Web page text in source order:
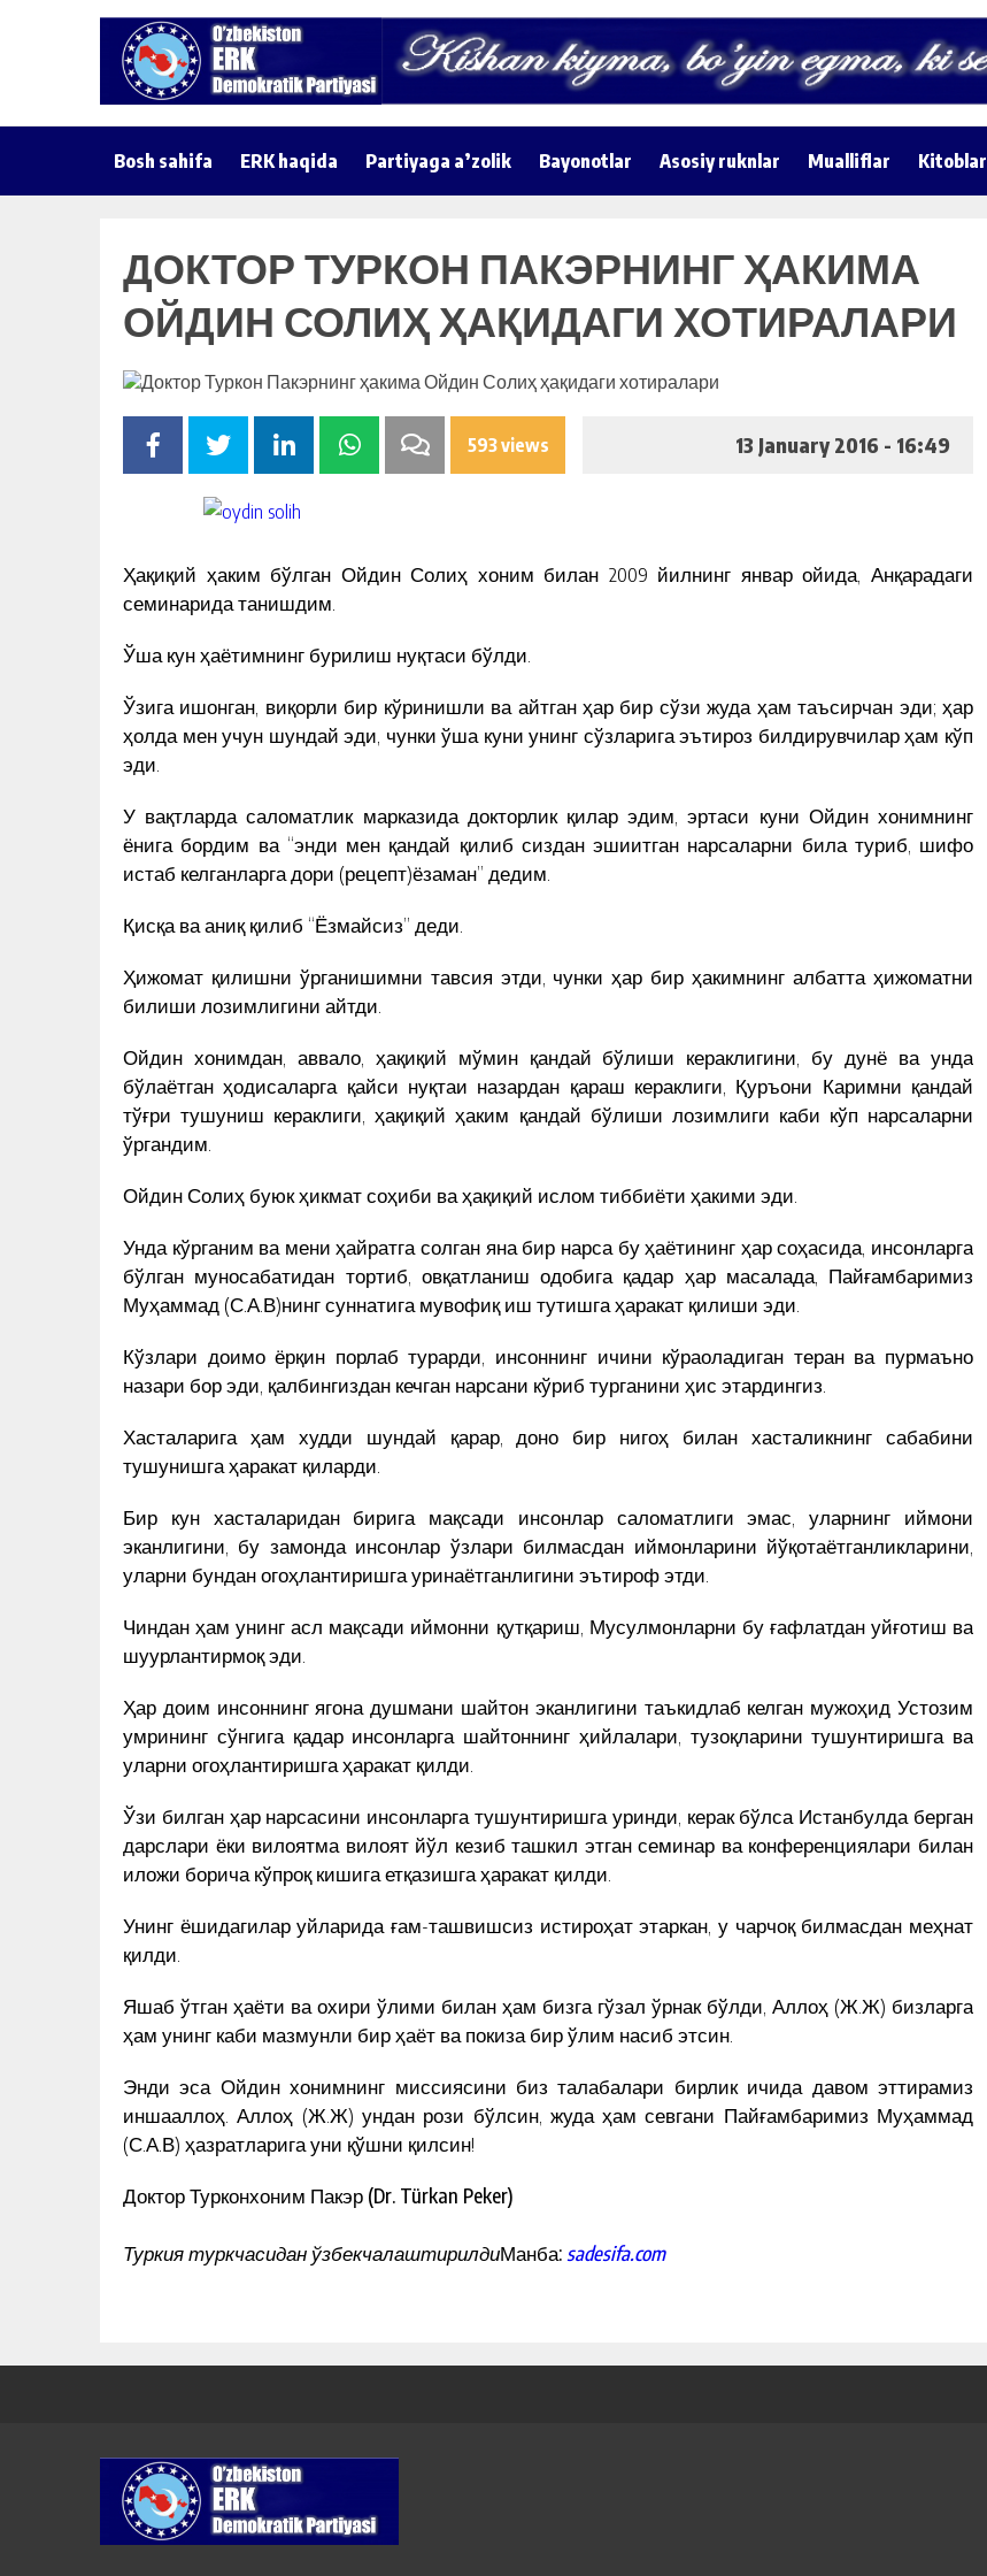
Bosh sahifa ERK haqida Partiyaga a’zolik Bayonotlar Asosiy ruknlar Mualliflar Kitoblar
ДОКТОР ТУРКОН ПАКЭРНИНГ ҲАКИМА
ОЙДИН СОЛИҲ ҲАҚИДАГИ ХОТИРАЛАРИ
593 views 13 January 2016 - 16:49
Ҳақиқий ҳаким бўлган Ойдин Солиҳ хоним билан 2009 йилнинг январ ойида, Анқарадаги
семинарида танишдим.
Ўша кун ҳаётимнинг бурилиш нуқтаси бўлди.
Ўзига ишонган, виқорли бир кўринишли ва айтган ҳар бир сўзи жуда ҳам таъсирчан эди; ҳар
ҳолда мен учун шундай эди, чунки ўша куни унинг сўзларига эътироз билдирувчилар ҳам кўп
эди.
У вақтларда саломатлик марказида докторлик қилар эдим, эртаси куни Ойдин хонимнинг
ёнига бордим ва “энди мен қандай қилиб сиздан эшиитган нарсаларни била туриб, шифо
истаб келганларга дори (рецепт)ёзаман” дедим.
Қисқа ва аниқ қилиб “Ёзмайсиз” деди.
Ҳижомат қилишни ўрганишимни тавсия этди, чунки ҳар бир ҳакимнинг албатта ҳижоматни
билиши лозимлигини айтди.
Ойдин хонимдан, аввало, ҳақиқий мўмин қандай бўлиши кераклигини, бу дунё ва унда
бўлаётган ҳодисаларга қайси нуқтаи назардан қараш кераклиги, Қуръони Каримни қандай
тўғри тушуниш кераклиги, ҳақиқий ҳаким қандай бўлиши лозимлиги каби кўп нарсаларни
ўргандим.
Ойдин Солиҳ буюк ҳикмат соҳиби ва ҳақиқий ислом тиббиёти ҳакими эди.
Унда кўрганим ва мени ҳайратга солган яна бир нарса бу ҳаётининг ҳар соҳасида, инсонларга
бўлган муносабатидан тортиб, овқатланиш одобига қадар ҳар масалада, Пайғамбаримиз
Муҳаммад (С.А.В)нинг суннатига мувофиқ иш тутишга ҳаракат қилиши эди.
Кўзлари доимо ёрқин порлаб турарди, инсоннинг ичини кўраоладиган теран ва пурмаъно
назари бор эди, қалбингиздан кечган нарсани кўриб турганини ҳис этардингиз.
Хасталарига ҳам худди шундай қарар, доно бир нигоҳ билан хасталикнинг сабабини
тушунишга ҳаракат қиларди.
Бир кун хасталаридан бирига мақсади инсонлар саломатлиги эмас, уларнинг иймони
эканлигини, бу замонда инсонлар ўзлари билмасдан иймонларини йўқотаётганликларини,
уларни бундан огоҳлантиришга уринаётганлигини эътироф этди.
Чиндан ҳам унинг асл мақсади иймонни қутқариш, Мусулмонларни бу ғафлатдан уйғотиш ва
шуурлантирмоқ эди.
Ҳар доим инсоннинг ягона душмани шайтон эканлигини таъкидлаб келган мужоҳид Устозим
умрининг сўнгига қадар инсонларга шайтоннинг ҳийлалари, тузоқларини тушунтиришга ва
уларни огоҳлантиришга ҳаракат қилди.
Ўзи билган ҳар нарсасини инсонларга тушунтиришга уринди, керак бўлса Истанбулда берган
дарслари ёки вилоятма вилоят йўл кезиб ташкил этган семинар ва конференциялари билан
иложи борича кўпроқ кишига етқазишга ҳаракат қилди.
Унинг ёшидагилар уйларида ғам-ташвишсиз истироҳат этаркан, у чарчоқ билмасдан меҳнат
қилди.
Яшаб ўтган ҳаёти ва охири ўлими билан ҳам бизга гўзал ўрнак бўлди, Аллоҳ (Ж.Ж) бизларга
ҳам унинг каби мазмунли бир ҳаёт ва покиза бир ўлим насиб этсин.
Энди эса Ойдин хонимнинг миссиясини биз талабалари бирлик ичида давом эттирамиз
иншааллоҳ. Аллоҳ (Ж.Ж) ундан рози бўлсин, жуда ҳам севгани Пайғамбаримиз Муҳаммад
(С.А.В) ҳазратларига уни қўшни қилсин!
Доктор Турконхоним Пакэр (Dr. Türkan Peker)
Туркия туркчасидан ўзбекчалаштирилдиМанба: sadesifa.com
КУН ЯНГИЛИКЛАРИ
РАССОМ ОХУНОВ ТОШКЕНТ
МАРКАЗИДА МУҲАММАД СОЛИҲ
ЯCАГАН ҲАЙКАЛНИ ЎРНАТИШНИ
ТАКЛИФ ҚИЛДИ
КУН ЯНГИЛИКЛАРИ
OʻZBEK KITOB DIZAYNI IMZOSI